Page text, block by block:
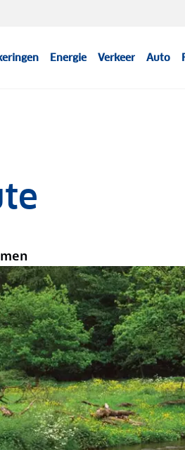
Energie Verkeer Auto